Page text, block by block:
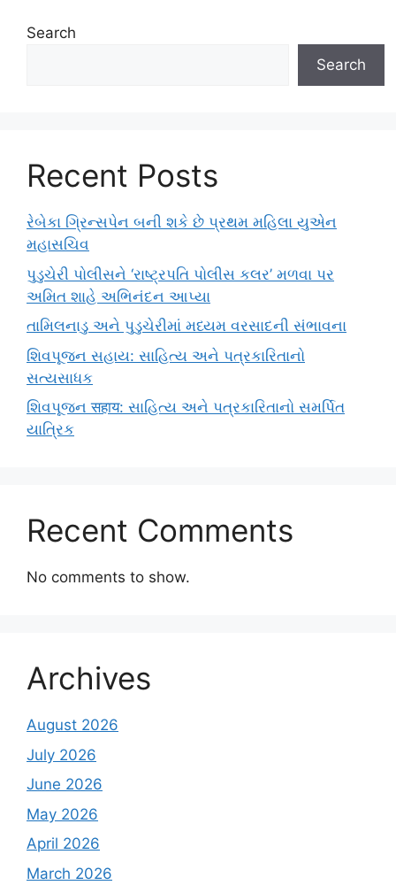
Search
Search
Recent Posts
રેબેકા ગ્રિન્સપેન બની શકે છે પ્રથમ મહિલા યુએન
મહાસચિવ
પુડુચેરી પોલીસને ‘રાષ્ટ્રપતિ પોલીસ કલર’ મળવા પર
અમિત શાહે અભિનંદન આપ્યા
તામિલનાડુ અને પુડુચેરીમાં મધ્યમ વરસાદની સંભાવના
શિવપૂજન સહાય: સાહિત્ય અને પત્રકારિતાનો
સત્યસાધક
શિવપૂજન सहाय: સાહિત્ય અને પત્રકારિતાનો સમર્પિત
યાત્રિક
Recent Comments
No comments to show.
Archives
August 2026
July 2026
June 2026
May 2026
April 2026
March 2026